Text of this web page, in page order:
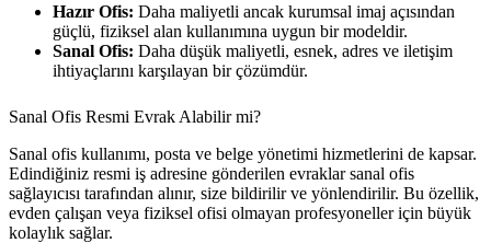
Hazır Ofis: Daha maliyetli ancak kurumsal imaj açısından
güçlü, fiziksel alan kullanımına uygun bir modeldir.
Sanal Ofis: Daha düşük maliyetli, esnek, adres ve iletişim
ihtiyaçlarını karşılayan bir çözümdür.
Sanal Ofis Resmi Evrak Alabilir mi?
Sanal ofis kullanımı, posta ve belge yönetimi hizmetlerini de kapsar.
Edindiğiniz resmi iş adresine gönderilen evraklar sanal ofis
sağlayıcısı tarafından alınır, size bildirilir ve yönlendirilir. Bu özellik,
evden çalışan veya fiziksel ofisi olmayan profesyoneller için büyük
kolaylık sağlar.